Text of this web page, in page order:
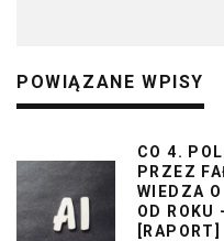
POWIĄZANE WPISY
CO 4.
PRZEZ
WIEDZA
OD ROKU
[RAPORT]